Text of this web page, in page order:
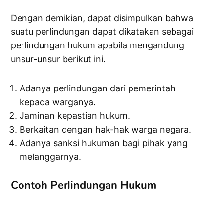
Dengan demikian, dapat disimpulkan bahwa
suatu perlindungan dapat dikatakan sebagai
perlindungan hukum apabila mengandung
unsur-unsur berikut ini.
Adanya perlindungan dari pemerintah
kepada warganya.
Jaminan kepastian hukum.
Berkaitan dengan hak-hak warga negara.
Adanya sanksi hukuman bagi pihak yang
melanggarnya.
Contoh Perlindungan Hukum